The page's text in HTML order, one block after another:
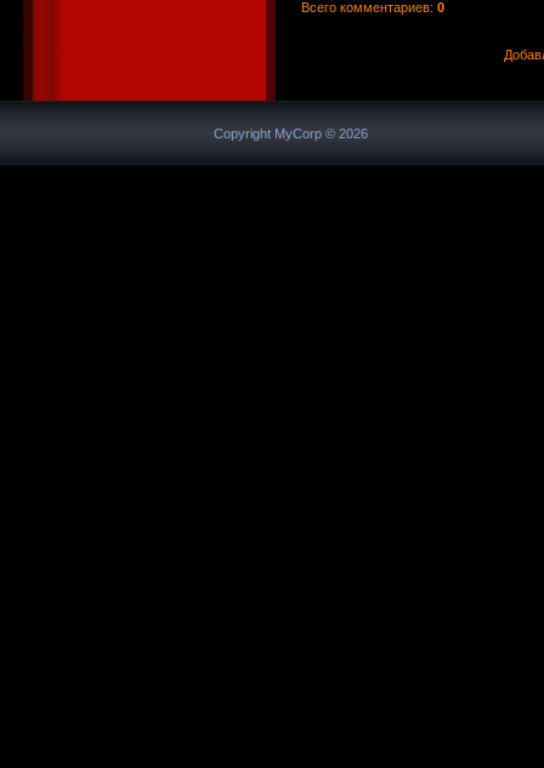
Всего комментариев: 0
Copyright MyCorp © 2026